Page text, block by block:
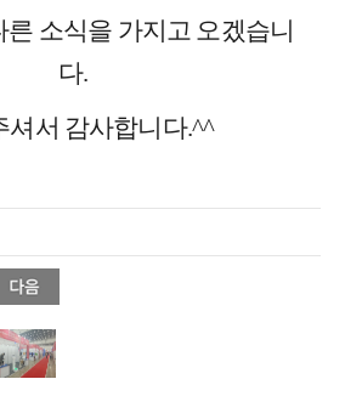
른 소식을 가지고 오겠습니
다.
셔서 감사합니다.^^